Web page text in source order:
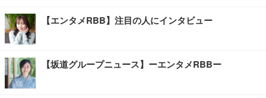
【エンタメRBB】注目の人にインタビュー
【坂道グループニュース】ーエンタメRBBー